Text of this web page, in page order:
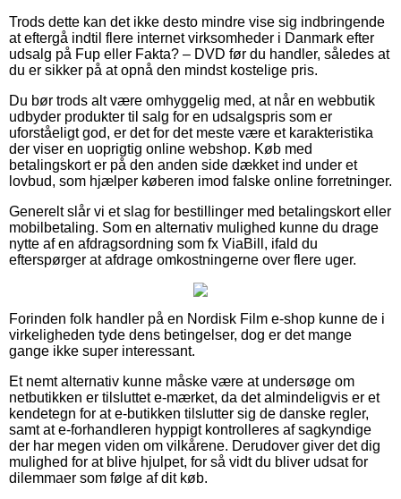
Trods dette kan det ikke desto mindre vise sig indbringende
at eftergå indtil flere internet virksomheder i Danmark efter
udsalg på Fup eller Fakta? – DVD før du handler, således at
du er sikker på at opnå den mindst kostelige pris.
Du bør trods alt være omhyggelig med, at når en webbutik
udbyder produkter til salg for en udsalgspris som er
uforståeligt god, er det for det meste være et karakteristika
der viser en uoprigtig online webshop. Køb med
betalingskort er på den anden side dækket ind under et
lovbud, som hjælper køberen imod falske online forretninger.
Generelt slår vi et slag for bestillinger med betalingskort eller
mobilbetaling. Som en alternativ mulighed kunne du drage
nytte af en afdragsordning som fx ViaBill, ifald du
efterspørger at afdrage omkostningerne over flere uger.
Forinden folk handler på en Nordisk Film e-shop kunne de i
virkeligheden tyde dens betingelser, dog er det mange
gange ikke super interessant.
Et nemt alternativ kunne måske være at undersøge om
netbutikken er tilsluttet e-mærket, da det almindeligvis er et
kendetegn for at e-butikken tilslutter sig de danske regler,
samt at e-forhandleren hyppigt kontrolleres af sagkyndige
der har megen viden om vilkårene. Derudover giver det dig
mulighed for at blive hjulpet, for så vidt du bliver udsat for
dilemmaer som følge af dit køb.